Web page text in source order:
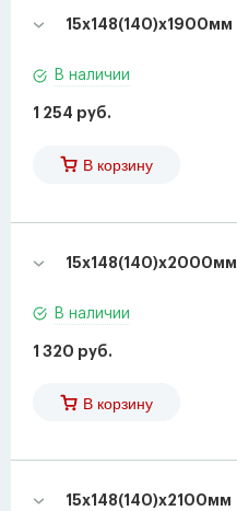
15х148(140)х1900мм
В наличии
1 254 руб.
В корзину
15х148(140)х2000мм
В наличии
1 320 руб.
В корзину
15х148(140)х2100мм